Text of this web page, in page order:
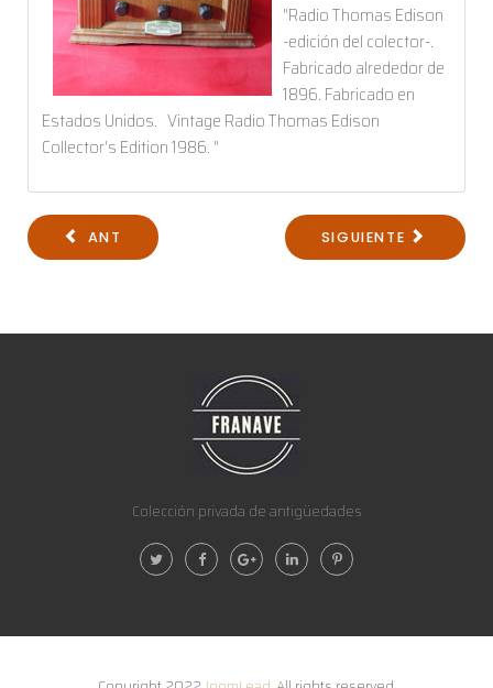
"Radio Thomas Edison
-edición del colector-.
Fabricado alrededor de
1896. Fabricado en
Estados Unidos. Vintage Radio Thomas Edison
Collector's Edition 1986. "
ANT SIGUIENTE
Colección privada de antigüedades